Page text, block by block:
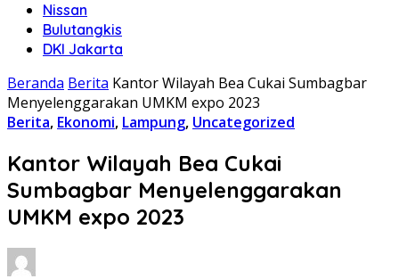
Nissan
Bulutangkis
DKI Jakarta
Beranda Berita Kantor Wilayah Bea Cukai Sumbagbar
Menyelenggarakan UMKM expo 2023
Berita, Ekonomi, Lampung, Uncategorized
Kantor Wilayah Bea Cukai
Sumbagbar Menyelenggarakan
UMKM expo 2023